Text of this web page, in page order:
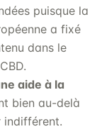
puisque la
a fixé
dans le
aide à la
bien au-delà
indifférent.